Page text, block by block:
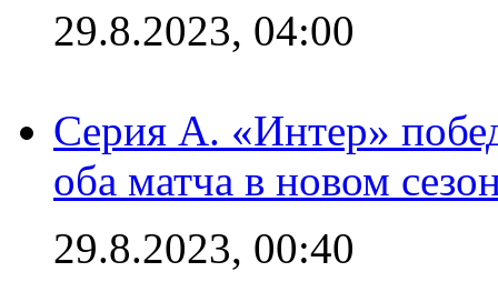
29.8.2023, 04:00
Серия А. «Интер»
оба матча в новом
29.8.2023, 00:40